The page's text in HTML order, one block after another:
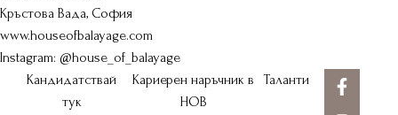
Кръстова Вада, София
www.houseofbalayage.com
Instagram: @house_of_balayage
Кандидатствай
тук
Кариерен наръчник в
HOB
Таланти